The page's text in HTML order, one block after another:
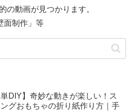
的の動画が見つかります。
面制作」等
単DIY】奇妙な動きが楽しい！ス
グおもちゃの折り紙作り方｜手